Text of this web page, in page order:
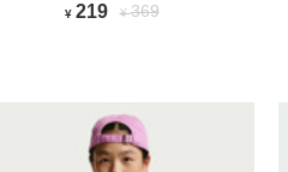
¥ 219 ¥369